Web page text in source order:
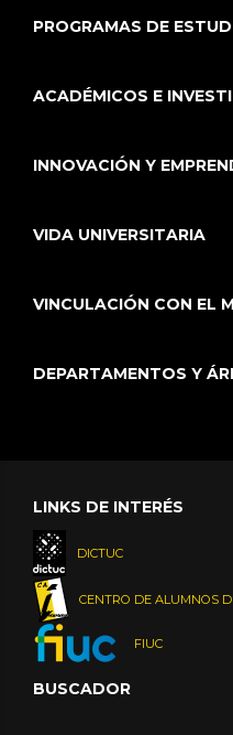
PROGRAMAS DE
ACADÉMICOS E
INNOVACIÓN Y
VIDA UNIVERSITARIA
VINCULACIÓN CON EL
DEPARTAMENTOS Y
LINKS DE INTERÉS
DICTUC
CENTRO DE ALUMNOS
FIUC
BUSCADOR